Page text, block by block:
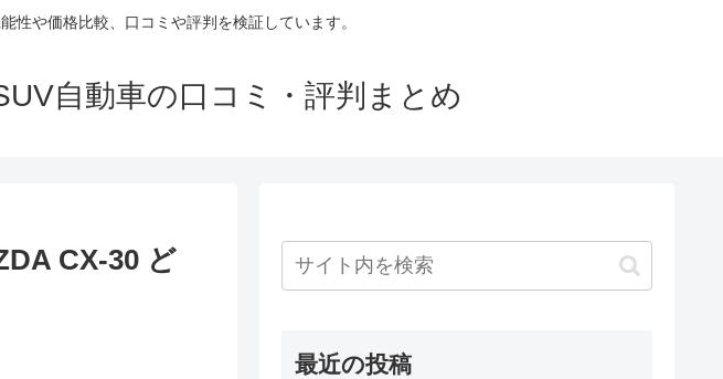
性や価格比較、口コミや評判を検証しています。
自動車の口コミ・評判まとめ
CX-30 ど
最近の投稿